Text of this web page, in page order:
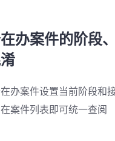
办案件的阶段
办案件设置当前阶段和
案件列表即可统一查阅